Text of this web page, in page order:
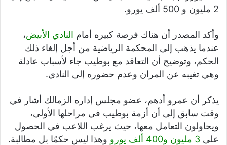
2 مليون و 500 ألف يورو.
وأكد المصدر أن هناك فرصة كبيره أمام النادي الأبيض،
عندما يذهب إلى المحكمة الرياضية من أجل إلغاء ذلك
الحكم، وتوضيح أن التعاقد مع بوطيب جاء لأسباب عادلة
وهي تغيبه عن المران وعدم حضوره إلى النادي.
يذكر أن عمرو أدهم، عضو مجلس إداره الزمالك أشار في
وقت سابق إلى أن أزمة بوطيب في مراحلها الأولى،
ويحاولون التعامل معها، حيث يرغب اللاعب في الحصول
على 3 مليون و400 ألف يورو وهذا ليس حكمًا بل مطالبة.